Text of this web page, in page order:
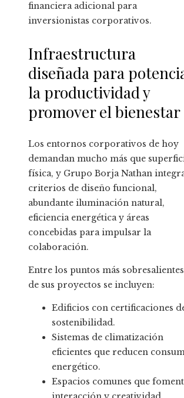
financiera adicional para
inversionistas corporativos.
Infraestructura
diseñada para
la productividad y
promover el bienestar
Los entornos corporativos de hoy
demandan mucho más que
física, y Grupo Borja Nathan
criterios de diseño funcional,
abundante iluminación natural,
eficiencia energética y áreas
concebidas para impulsar la
colaboración.
Entre los puntos más sobresalientes
de sus proyectos se incluyen:
Edificios con certificaciones
sostenibilidad.
Sistemas de climatización
eficientes que reducen
energético.
Espacios comunes que